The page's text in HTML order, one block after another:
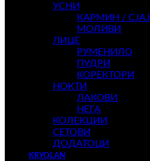
УСНИ
КАРМИН / СЈАЈ
МОЛИВИ
ЛИЦЕ
РУМЕНИЛО
ПУДРИ
КОРЕКТОРИ
НОКТИ
ЛАКОВИ
НЕГА
КОЛЕКЦИИ
СЕТОВИ
ДОДАТОЦИ
KRYOLAN